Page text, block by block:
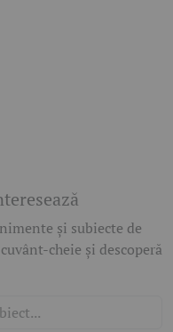
și subiecte de
cheie și descoperă